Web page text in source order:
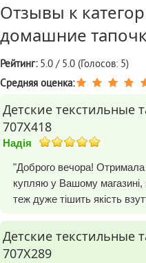
Отзывы к
домашние
Рейтинг: 5.0 / 5.0 (Голосов: 5)
Средняя оценка:
Детские текстильные
707X418
Надія
"Доброго вечора!
купляю у Вашому магазині,
теж дуже тішить якість
Детские текстильные
707X289